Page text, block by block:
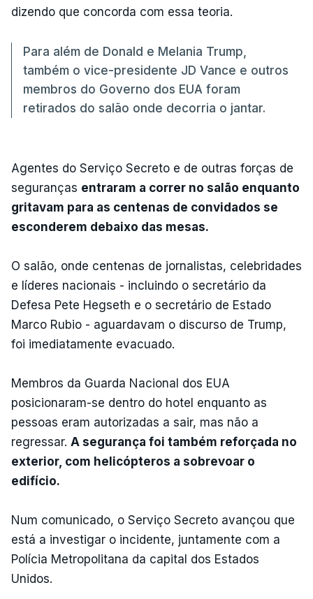
dizendo que concorda com essa teoria.
Para além de Donald e Melania Trump,
também o vice-presidente JD Vance e outros
membros do Governo dos EUA foram
retirados do salão onde decorria o jantar.
Agentes do Serviço Secreto e de outras forças de
seguranças entraram a correr no salão enquanto
gritavam para as centenas de convidados se
esconderem debaixo das mesas.
O salão, onde centenas de jornalistas, celebridades
e líderes nacionais - incluindo o secretário da
Defesa Pete Hegseth e o secretário de Estado
Marco Rubio - aguardavam o discurso de Trump,
foi imediatamente evacuado.
Membros da Guarda Nacional dos EUA
posicionaram-se dentro do hotel enquanto as
pessoas eram autorizadas a sair, mas não a
regressar. A segurança foi também reforçada no
exterior, com helicópteros a sobrevoar o
edifício.
Num comunicado, o Serviço Secreto avançou que
está a investigar o incidente, juntamente com a
Polícia Metropolitana da capital dos Estados
Unidos.